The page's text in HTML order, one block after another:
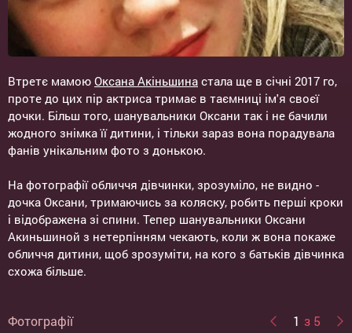
Втретє мамою Оксана Акіньшина стала ще в січні 2017 го,
проте до цих пір актриса тримає в таємниці ім'я своєї
дочки. Більш того, шанувальники Оксани так і не бачили
жодного знімка її дитини, і тільки зараз вона порадувала
фанів унікальним фото з донькою.
На фотографії обличчя дівчинки, зрозуміло, не видно -
дочка Оксани, тримаючись за коляску, робить перші кроки
і відображена зі спини. Тепер шанувальники Оксани
Акиньшиной з нетерпінням чекають, коли ж вона покаже
обличчя дитини, щоб зрозуміти, на кого з батьків дівчинка
схожа більше.
Фотографії 1 з 5